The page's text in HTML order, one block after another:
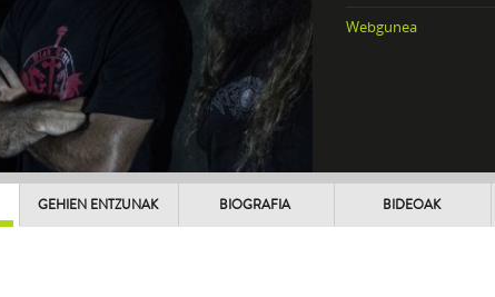
Webgunea
GEHIEN ENTZUNAK BIOGRAFIA BIDEOAK